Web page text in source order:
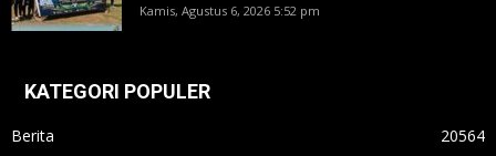
Kamis, Agustus 6, 2026 5:52 pm
KATEGORI POPULER
Berita
20564